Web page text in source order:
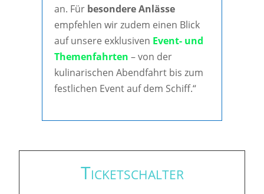
an. Für besondere Anlässe
empfehlen wir zudem einen Blick
auf unsere exklusiven Event- und
Themenfahrten – von der
kulinarischen Abendfahrt bis zum
festlichen Event auf dem Schiff.“
Ticketschalter